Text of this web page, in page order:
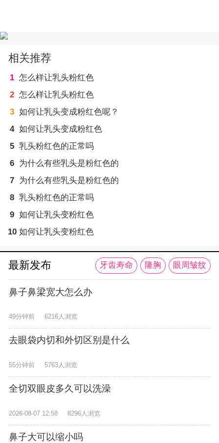
相关推荐
1 怎么样让乳头粉红色
2 怎么样让乳头粉红色
3 如何让乳头变成粉红色呢？
4 如何让乳头变成粉红色
5 乳头粉红色的正常吗
6 为什么有些乳头是粉红色的
7 为什么有些乳头是粉红色的
8 乳头粉红色的正常吗
9 如何让乳头变粉红色
10 如何让乳头变粉红色
最新发布 牙齿寿命 隆胸 眼周皱纹
鼻子鼻梁宽大怎么办
49分钟前 6216人浏览
去眼袋内切和外切区别是什么
55分钟前 5763人浏览
全切双眼皮多久可以洗澡
2026-08-07 12:58 8296人浏览
鼻子大可以缩小吗